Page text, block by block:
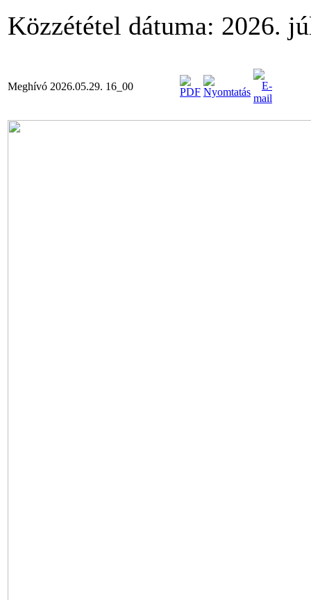
Közzététel dátuma: 2026.
Meghívó 2026.05.29. 16_00